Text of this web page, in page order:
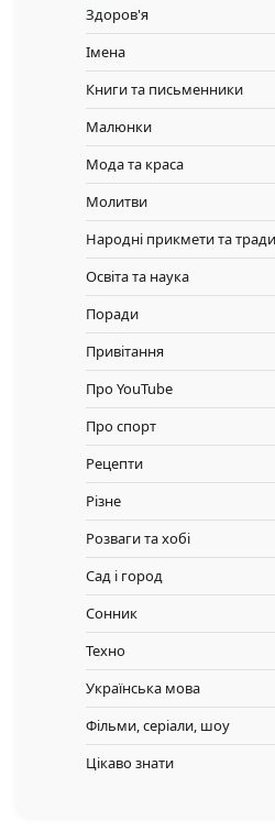
Здоров'я
Імена
Книги та письменники
Малюнки
Мода та краса
Молитви
Народні прикмети та
Освіта та наука
Поради
Привітання
Про YouTube
Про спорт
Рецепти
Різне
Розваги та хобі
Сад і город
Сонник
Техно
Українська мова
Фільми, серіали, шоу
Цікаво знати